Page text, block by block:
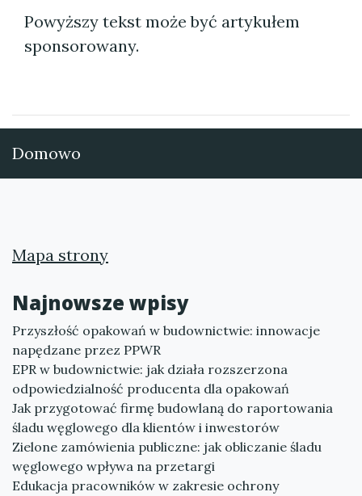
Powyższy tekst może być artykułem
sponsorowany.
Domowo
Mapa strony
Najnowsze wpisy
Przyszłość opakowań w budownictwie: innowacje
napędzane przez PPWR
EPR w budownictwie: jak działa rozszerzona
odpowiedzialność producenta dla opakowań
Jak przygotować firmę budowlaną do raportowania
śladu węglowego dla klientów i inwestorów
Zielone zamówienia publiczne: jak obliczanie śladu
węglowego wpływa na przetargi
Edukacja pracowników w zakresie ochrony